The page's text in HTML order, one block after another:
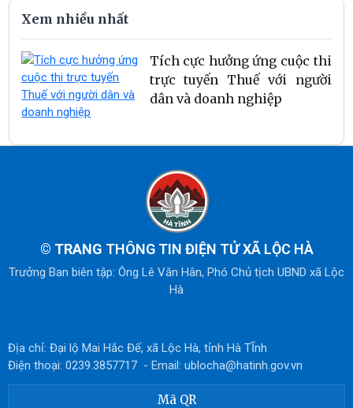
Xem nhiều nhất
Tích cực hưởng ứng cuộc thi
trực tuyến Thuế với người
dân và doanh nghiệp
© TRANG THÔNG TIN ĐIỆN TỬ XÃ LỘC HÀ
Trưởng Ban biên tập: Ông Lê Văn Hân, Phó Chủ tịch UBND xã Lộc
Hà
Địa chỉ: Đại lộ Mai Hắc Đế, xã Lộc Hà, tỉnh Hà TĨnh
Điện thoại: 0239.3857717 - Email: ublocha@hatinh.gov.vn
Mã QR